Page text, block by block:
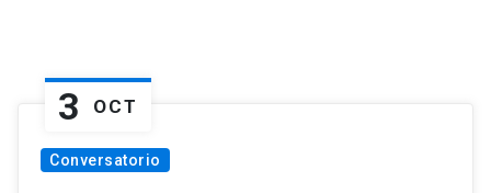
3 OCT
Conversatorio